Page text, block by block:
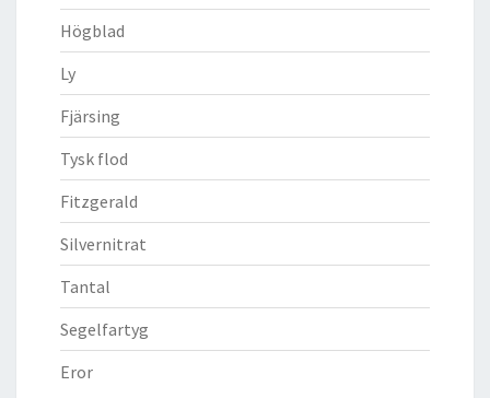
Högblad
Ly
Fjärsing
Tysk flod
Fitzgerald
Silvernitrat
Tantal
Segelfartyg
Eror